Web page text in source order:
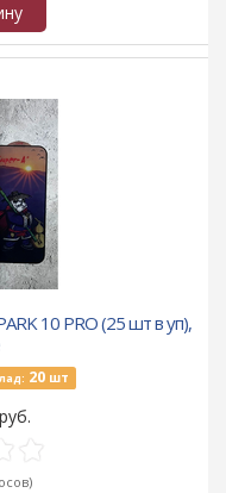
10 PRO (25 шт в уп),
20шт